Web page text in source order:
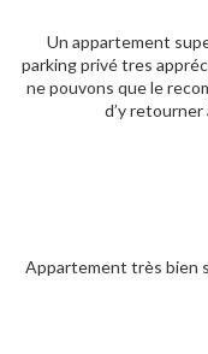
Un appartement
parking privé tres
ne pouvons que le
d’y retourner
Appartement très bien